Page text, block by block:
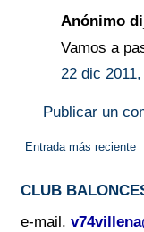
Anónimo
Vamos a
22 dic
Publicar un
Entrada más reciente
CLUB
e-mail.